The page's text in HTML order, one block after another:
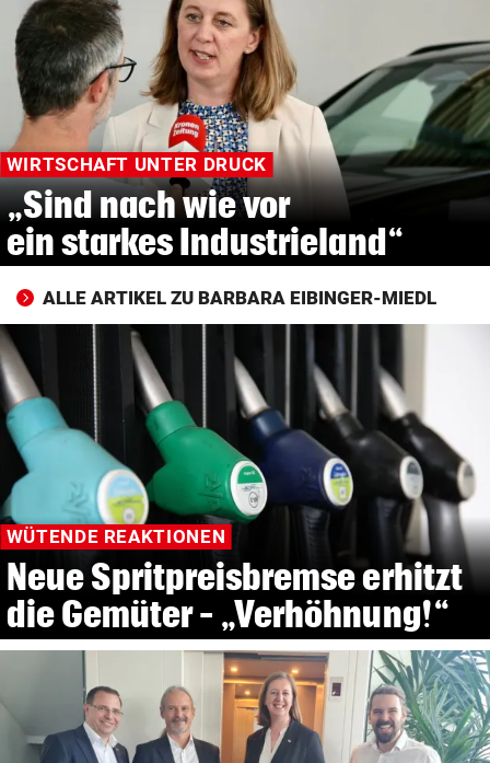
© Krone Multimedia GmbH & Co KG 2026
Muthgasse 2, 1190 Wien
WIRTSCHAFT UNTER DRUCK
„Sind nach wie vor
ein starkes Industrieland“
ALLE ARTIKEL ZU BARBARA EIBINGER-MIEDL
WÜTENDE REAKTIONEN
Neue Spritpreisbremse erhitzt
die Gemüter – „Verhöhnung!“